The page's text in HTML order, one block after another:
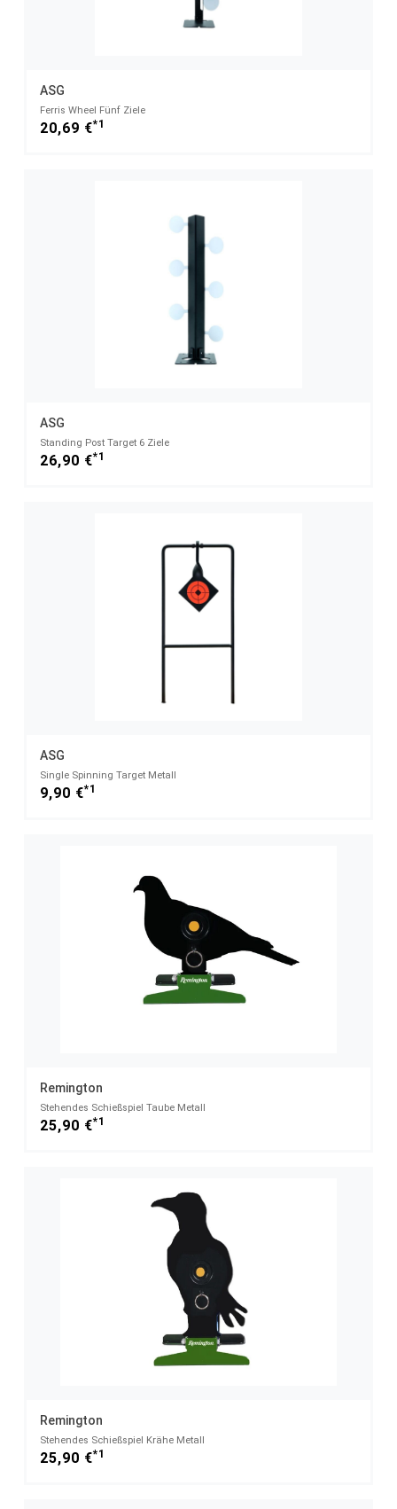
ASG
Ferris Wheel Fünf Ziele
20,69 €*1
ASG
Standing Post Target 6 Ziele
26,90 €*1
ASG
Single Spinning Target Metall
9,90 €*1
Remington
Stehendes Schießspiel Taube Metall
25,90 €*1
Remington
Stehendes Schießspiel Krähe Metall
25,90 €*1